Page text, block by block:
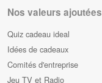
Nos valeurs ajoutées
Quiz cadeau ideal
Idées de cadeaux
Comités d'entreprise
Jeu TV et Radio